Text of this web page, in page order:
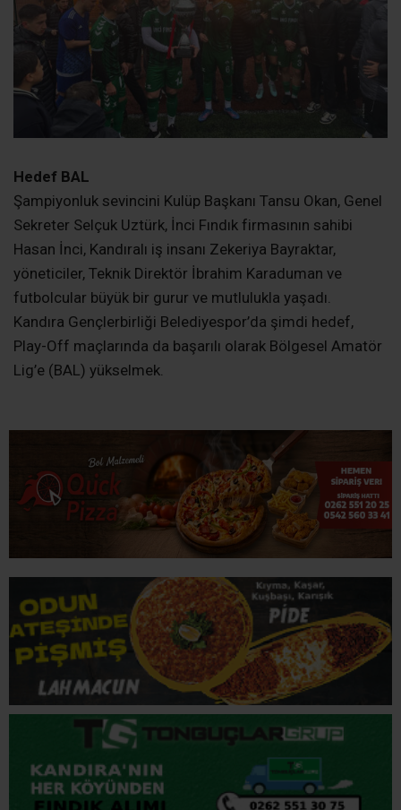
Hedef BAL
Şampiyonluk sevincini Kulüp Başkanı Tansu Okan, Genel
Sekreter Selçuk Uztürk, İnci Fındık firmasının sahibi
Hasan İnci, Kandıralı iş insanı Zekeriya Bayraktar,
yöneticiler, Teknik Direktör İbrahim Karaduman ve
futbolcular büyük bir gurur ve mutlulukla yaşadı.
Kandıra Gençlerbirliği Belediyespor’da şimdi hedef,
Play-Off maçlarında da başarılı olarak Bölgesel Amatör
Lig’e (BAL) yükselmek.